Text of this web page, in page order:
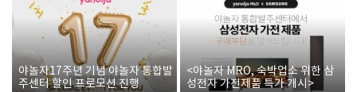
야놀자17주년 기념 야놀자 통합발
주센터 할인 프로모션 진행
<야놀자 MRO, 숙박업소 위한 삼
성전자 가전제품 특가 개시>